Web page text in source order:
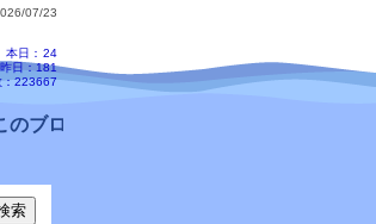
07/23
本日： 24
昨日：181
：223667
ログ、配信メールをご確認ください。